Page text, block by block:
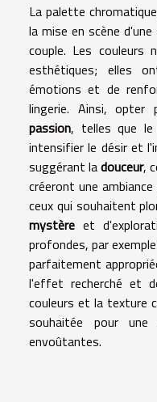
La palette
la mise en scène
couple. Les couleurs
esthétiques; elles
émotions et de
lingerie. Ainsi,
passion, telles que
intensifier le désir et
suggérant ladouceur,
créeront une
ceux qui souhaitent
mystère et
profondes, par
parfaitement
l'effet recherché et
couleurs et la texture
souhaitée pour
envoûtantes.